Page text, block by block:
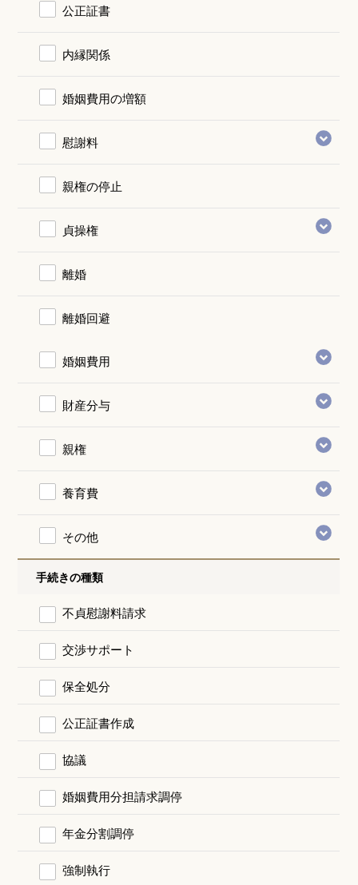
公正証書
内縁関係
婚姻費用の増額
慰謝料
親権の停止
貞操権
離婚
離婚回避
婚姻費用
財産分与
親権
養育費
その他
手続きの種類
不貞慰謝料請求
交渉サポート
保全処分
公正証書作成
協議
婚姻費用分担請求調停
年金分割調停
強制執行